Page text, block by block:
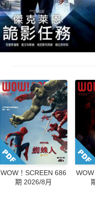
WOW！SCREEN 686
期 2026/8月